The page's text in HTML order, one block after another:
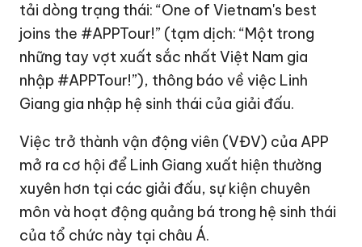
tải dòng trạng thái: “One of Vietnam's best
joins the #APPTour!” (tạm dịch: “Một trong
những tay vợt xuất sắc nhất Việt Nam gia
nhập #APPTour!”), thông báo về việc Linh
Giang gia nhập hệ sinh thái của giải đấu.
Việc trở thành vận động viên (VĐV) của APP
mở ra cơ hội để Linh Giang xuất hiện thường
xuyên hơn tại các giải đấu, sự kiện chuyên
môn và hoạt động quảng bá trong hệ sinh thái
của tổ chức này tại châu Á.